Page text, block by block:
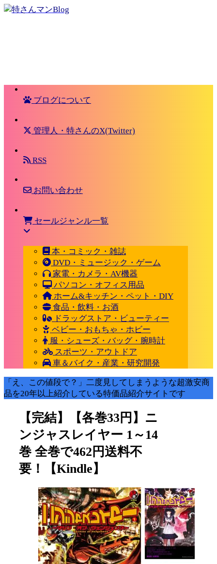
ブログについて
管理人・特さんのX(Twitter)
RSS
お問い合わせ
セールジャンル一覧
本・コミック・雑誌
DVD・ミュージック・ゲーム
家電・カメラ・AV機器
パソコン・オフィス用品
ホーム&キッチン・ペット・DIY
食品・飲料・お酒
ドラッグストア・ビューティー
ベビー・おもちゃ・ホビー
服・シューズ・バッグ・腕時計
スポーツ・アウトドア
車＆バイク・産業・研究開発
「え、この値段で？」二度見してしまうような超激安商
品を20年以上紹介している特価品紹介サイトです
【完結】【各巻33円】ニ
ンジャスレイヤー 1～14
巻 全巻で462円送料不
要！【Kindle】